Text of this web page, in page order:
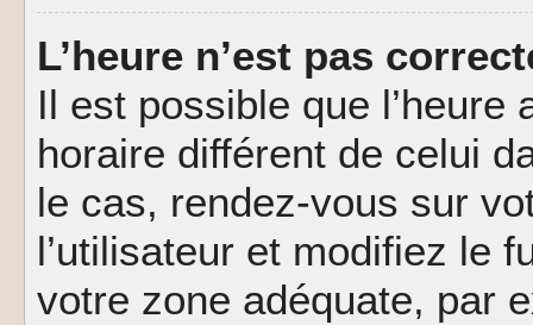
L’heure n’est pas
Il est possible que
horaire différent de celui
le cas, rendez-vous sur
l’utilisateur et modifiez le
votre zone adéquate, par